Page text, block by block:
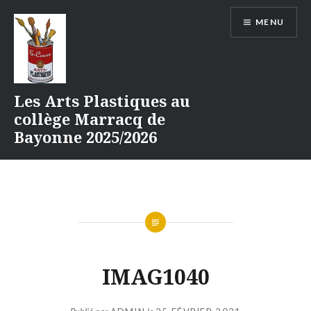
contenu
Les Arts Plastiques au
collège Marracq de
Bayonne 2025/2026
MENU
IMAG1040